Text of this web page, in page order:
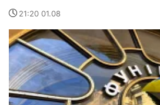
21:20 01.08